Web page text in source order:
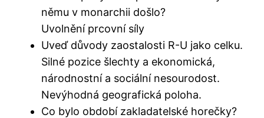
němu v monarchii došlo?
Uvolnění prcovní síly
Uveď důvody zaostalosti R-U jako celku.
Silné pozice šlechty a ekonomická,
národnostní a sociální nesourodost.
Nevýhodná geografická poloha.
Co bylo období zakladatelské horečky?